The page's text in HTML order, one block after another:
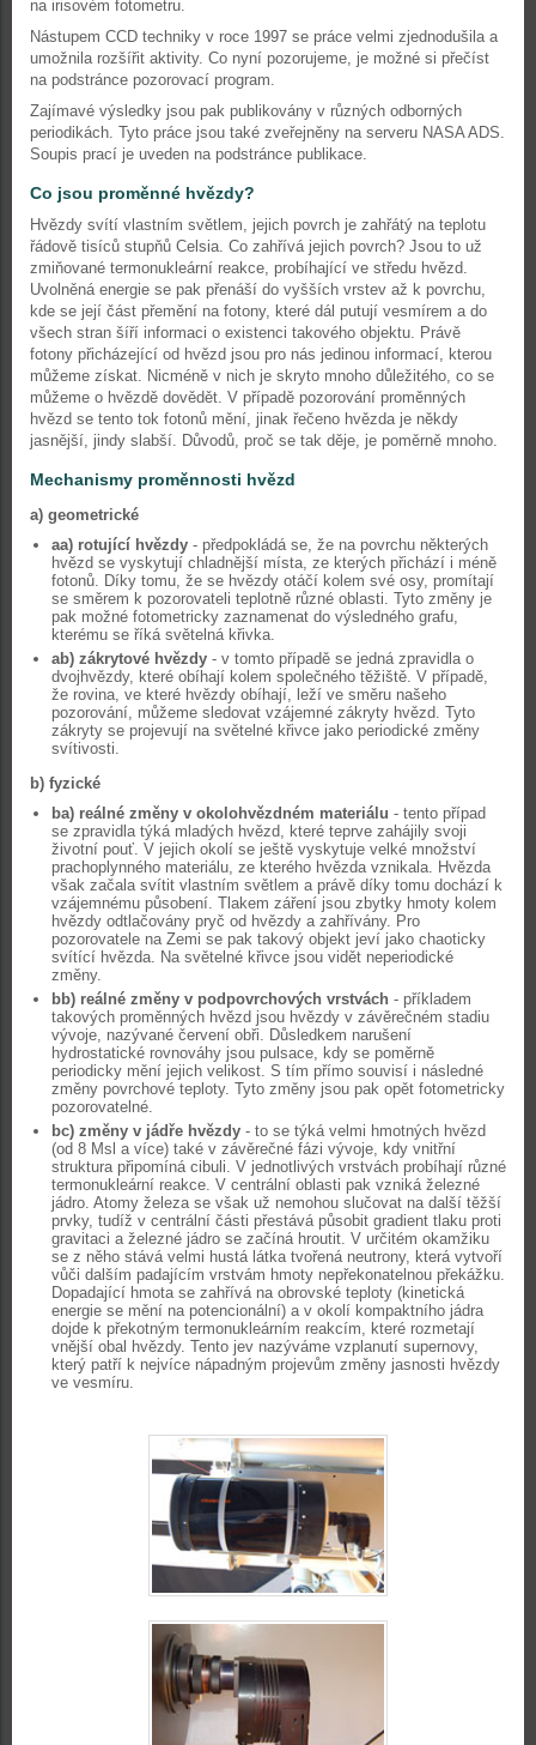
na irisovém fotometru.
Nástupem CCD techniky v roce 1997 se práce velmi zjednodušila a
umožnila rozšířit aktivity. Co nyní pozorujeme, je možné si přečíst
na podstránce pozorovací program.
Zajímavé výsledky jsou pak publikovány v různých odborných
periodikách. Tyto práce jsou také zveřejněny na serveru NASA ADS.
Soupis prací je uveden na podstránce publikace.
Co jsou proměnné hvězdy?
Hvězdy svítí vlastním světlem, jejich povrch je zahřátý na teplotu
řádově tisíců stupňů Celsia. Co zahřívá jejich povrch? Jsou to už
zmiňované termonukleární reakce, probíhající ve středu hvězd.
Uvolněná energie se pak přenáší do vyšších vrstev až k povrchu,
kde se její část přemění na fotony, které dál putují vesmírem a do
všech stran šíří informaci o existenci takového objektu. Právě
fotony přicházející od hvězd jsou pro nás jedinou informací, kterou
můžeme získat. Nicméně v nich je skryto mnoho důležitého, co se
můžeme o hvězdě dovědět. V případě pozorování proměnných
hvězd se tento tok fotonů mění, jinak řečeno hvězda je někdy
jasnější, jindy slabší. Důvodů, proč se tak děje, je poměrně mnoho.
Mechanismy proměnnosti hvězd
a) geometrické
aa) rotující hvězdy - předpokládá se, že na povrchu některých
hvězd se vyskytují chladnější místa, ze kterých přichází i méně
fotonů. Díky tomu, že se hvězdy otáčí kolem své osy, promítají
se směrem k pozorovateli teplotně různé oblasti. Tyto změny je
pak možné fotometricky zaznamenat do výsledného grafu,
kterému se říká světelná křivka.
ab) zákrytové hvězdy - v tomto případě se jedná zpravidla o
dvojhvězdy, které obíhají kolem společného těžiště. V případě,
že rovina, ve které hvězdy obíhají, leží ve směru našeho
pozorování, můžeme sledovat vzájemné zákryty hvězd. Tyto
zákryty se projevují na světelné křivce jako periodické změny
svítivosti.
b) fyzické
ba) reálné změny v okolohvězdném materiálu - tento případ
se zpravidla týká mladých hvězd, které teprve zahájily svoji
životní pouť. V jejich okolí se ještě vyskytuje velké množství
prachoplynného materiálu, ze kterého hvězda vznikala. Hvězda
však začala svítit vlastním světlem a právě díky tomu dochází k
vzájemnému působení. Tlakem záření jsou zbytky hmoty kolem
hvězdy odtlačovány pryč od hvězdy a zahřívány. Pro
pozorovatele na Zemi se pak takový objekt jeví jako chaoticky
svítící hvězda. Na světelné křivce jsou vidět neperiodické
změny.
bb) reálné změny v podpovrchových vrstvách - příkladem
takových proměnných hvězd jsou hvězdy v závěrečném stadiu
vývoje, nazývané červení obři. Důsledkem narušení
hydrostatické rovnováhy jsou pulsace, kdy se poměrně
periodicky mění jejich velikost. S tím přímo souvisí i následné
změny povrchové teploty. Tyto změny jsou pak opět fotometricky
pozorovatelné.
bc) změny v jádře hvězdy - to se týká velmi hmotných hvězd
(od 8 Msl a více) také v závěrečné fázi vývoje, kdy vnitřní
struktura připomíná cibuli. V jednotlivých vrstvách probíhají různé
termonukleární reakce. V centrální oblasti pak vzniká železné
jádro. Atomy železa se však už nemohou slučovat na další těžší
prvky, tudíž v centrální části přestává působit gradient tlaku proti
gravitaci a železné jádro se začíná hroutit. V určitém okamžiku
se z něho stává velmi hustá látka tvořená neutrony, která vytvoří
vůči dalším padajícím vrstvám hmoty nepřekonatelnou překážku.
Dopadající hmota se zahřívá na obrovské teploty (kinetická
energie se mění na potencionální) a v okolí kompaktního jádra
dojde k překotným termonukleárním reakcím, které rozmetají
vnější obal hvězdy. Tento jev nazýváme vzplanutí supernovy,
který patří k nejvíce nápadným projevům změny jasnosti hvězdy
ve vesmíru.